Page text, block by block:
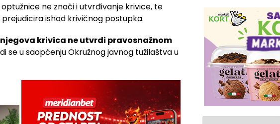
ne znači i utvrđivanje krivice, te
ishod krivičnog postupka.
krivica ne utvrdi pravosnažnom
se u saopćenju Okružnog javnog tužilaštva u